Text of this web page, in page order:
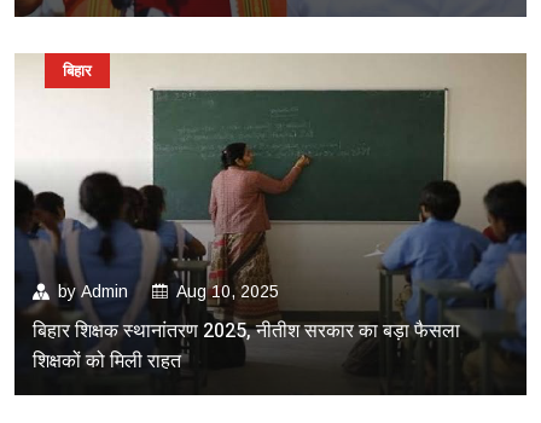
byAdmin Aug 10, 2025
बिहार शिक्षक स्थानांतरण 2025, नीतीश सरकार का बड़ा फैसला
शिक्षकों को मिली राहत
बिहार